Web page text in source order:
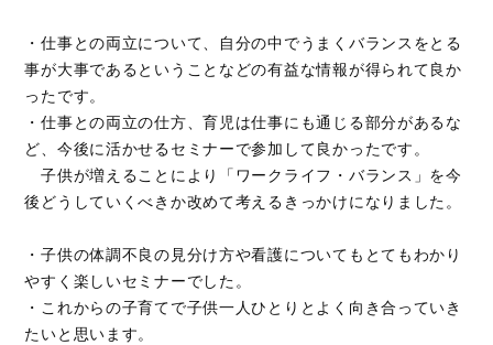
・仕事との両立について、自分の中でうまくバランスをとる
事が大事であるということなどの有益な情報が得られて良か
ったです。
・仕事との両立の仕方、育児は仕事にも通じる部分があるな
ど、今後に活かせるセミナーで参加して良かったです。
子供が増えることにより「ワークライフ・バランス」を今
後どうしていくべきか改めて考えるきっかけになりました。
・子供の体調不良の見分け方や看護についてもとてもわかり
やすく楽しいセミナーでした。
・これからの子育てで子供一人ひとりとよく向き合っていき
たいと思います。